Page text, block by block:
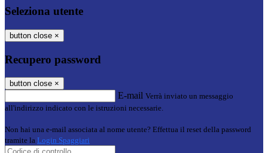
Seleziona utente
button close ×
Recupero password
button close ×
E-mail Verrà inviato un messaggio
all'indirizzo indicato con le istruzioni necessarie.
Non hai una e-mail associata al nome utente? Effettua il reset della password
tramite la Login Spaggiari